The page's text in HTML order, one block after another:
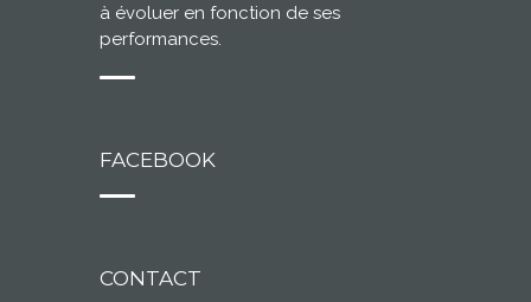
à évoluer en fonction de ses
performances.
FACEBOOK
CONTACT